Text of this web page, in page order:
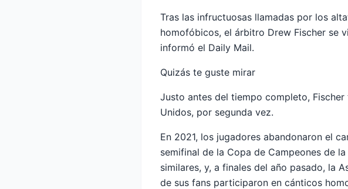
Tras las infructuosas llamadas por los
homofóbicos, el árbitro Drew Fischer se
informó el Daily Mail.
Quizás te guste mirar
Justo antes del tiempo completo,
Unidos, por segunda vez.
En 2021, los jugadores abandonaron el
semifinal de la Copa de Campeones de
similares, y, a finales del año pasado, la
de sus fans participaron en cánticos